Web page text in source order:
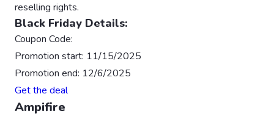
reselling rights.
Black Friday Details:
Coupon Code:
Promotion start: 11/15/2025
Promotion end: 12/6/2025
Get the deal
Ampifire